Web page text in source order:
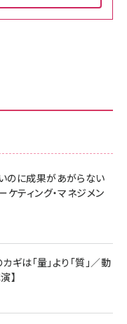
24号 No.2500増刊
道エンタメの矜持／
08号 No.2502[2026
貯めた株式投資
保証5年 KLMEA128G
iPhone 17 用 保護フィ
(6.3インチ) 対応
ティブノイズキャンセリ
保証5年 KLMEA128G
- Amazonロゴ - クラ
USB-C & USB-C
ッドナイトブラック)
のに成果があがらない
ティング・マネジメン
は「量」より「質」／動
】